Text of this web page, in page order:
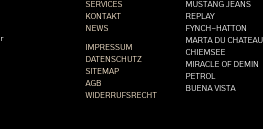
SERVICES
KONTAKT
NEWS
IMPRESSUM
DATENSCHUTZ
SITEMAP
AGB
WIDERRUFSRECHT
MUSTANG JEANS
REPLAY
FYNCH-HATTON
MARTA DU CHATEAU
CHIEMSEE
MIRACLE OF DEMIN
PETROL
BUENA VISTA